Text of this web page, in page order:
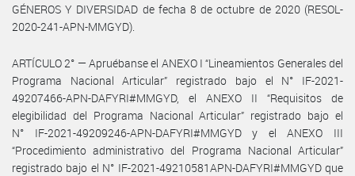
GÉNEROS Y DIVERSIDAD de fecha 8 de octubre de 2020 (RESOL-
2020-241-APN-MMGYD).
ARTÍCULO 2° — Apruébanse el ANEXO I “Lineamientos Generales del
Programa Nacional Articular” registrado bajo el N° IF-2021-
49207466-APN-DAFYRI#MMGYD, el ANEXO II “Requisitos de
elegibilidad del Programa Nacional Articular” registrado bajo el
N° IF-2021-49209246-APN-DAFYRI#MMGYD y el ANEXO III
“Procedimiento administrativo del Programa Nacional Articular”
registrado bajo el N° IF-2021-49210581APN-DAFYRI#MMGYD que